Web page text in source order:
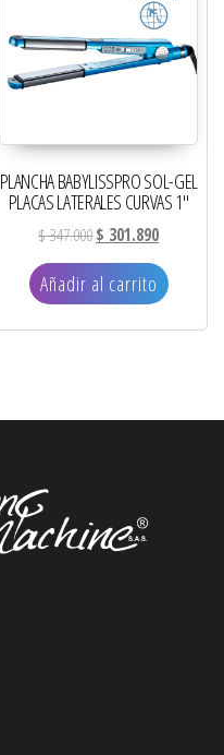
PLANCHA BABYLISSPRO SOL-GEL
PLACAS LATERALES CURVAS 1″
$347.000El precio original era:
$ 301.890El precio
Añadir al carrito